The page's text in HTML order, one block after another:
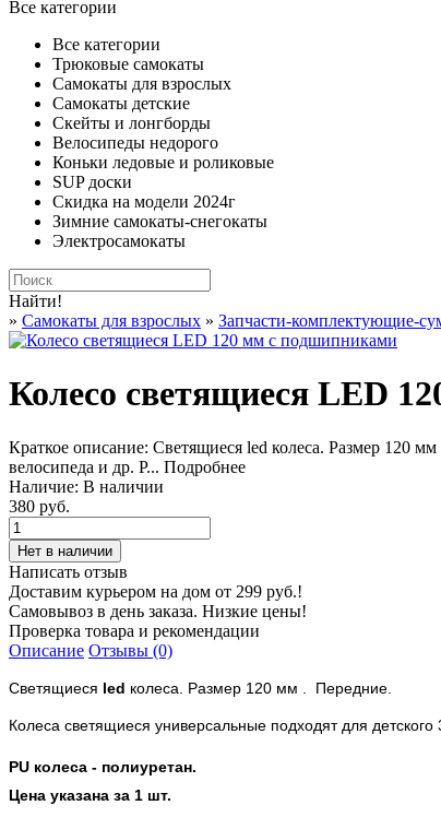
Все категории
Все категории
Трюковые самокаты
Самокаты для взрослых
Самокаты детские
Cкейты и лонгборды
Велосипеды недорого
Коньки ледовые и роликовые
SUP доски
Скидка на модели 2024г
Зимние самокаты-снегокаты
Электросамокаты
Найти!
» Самокаты для взрослых » Запчасти-комплектующие-
Колесо светящиеся LED
Краткое описание: Светящиеся led колеса. Размер 120
велосипеда и др. P... Подробнее
Наличие: В наличии
380 руб.
Написать отзыв
Доставим курьером на дом от 299 руб.!
Самовывоз в день заказа. Низкие цены!
Проверка товара и рекомендации
Описание Отзывы (0)
Светящиеся led колеса. Размер 120 мм . Передние.
Колеса светящиеся универсальные подходят для
PU колеса - полиуретан.
Цена указана за 1 шт.